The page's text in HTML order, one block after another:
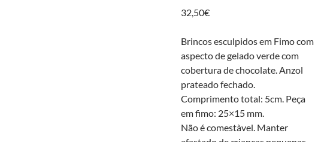
32,50€
Brincos esculpidos em Fimo com
aspecto de gelado verde com
cobertura de chocolate. Anzol
prateado fechado.
Comprimento total: 5cm. Peça
em fimo: 25×15 mm.
Não é comestà­vel. Manter